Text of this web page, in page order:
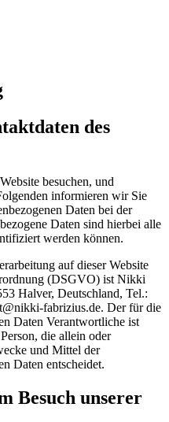
des
besuchen, und
informieren wir Sie
Daten bei der
Daten sind hierbei alle
werden können.
auf dieser Website
(DSGVO) ist Nikki
Halver, Deutschland, Tel.:
fabrizius.de. Der für die
Daten Verantwortliche ist
die allein oder
und Mittel der
Daten entscheidet.
Besuch unserer